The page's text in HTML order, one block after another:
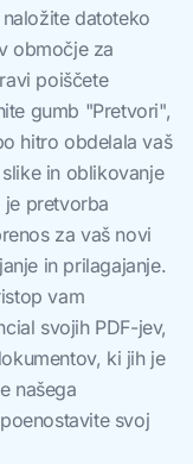
datoteko
območje za
poiščete
gumb "Pretvori",
hitro obdelala vaš
in oblikovanje
je pretvorba
za vaš novi
in prilagajanje.
vam
svojih PDF-jev,
ki jih je
našega
svoj